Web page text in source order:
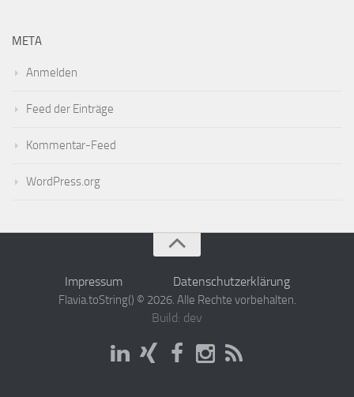
META
Anmelden
Feed der Einträge
Kommentar-Feed
WordPress.org
Impressum Datenschutzerklärung
Flavia.toString() © 2026. Alle Rechte vorbehalten.
Build: dev